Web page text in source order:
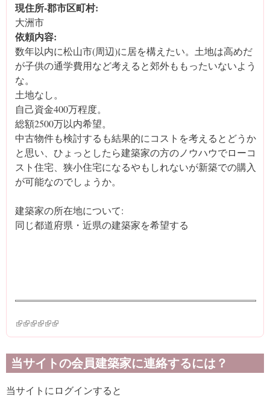
現住所‐郡市区町村:
大洲市
依頼内容:
数年以内に松山市(周辺)に居を構えたい。土地は高めだ
が子供の通学費用など考えると郊外ももったいないよう
な。
土地なし。
自己資金400万程度。
総額2500万以内希望。
中古物件も検討するも結果的にコストを考えるとどうか
と思い、ひょっとしたら建築家の方のノウハウでローコ
スト住宅、狭小住宅になるやもしれないが新築での購入
が可能なのでしょうか。
建築家の所在地について:
同じ都道府県・近県の建築家を希望する
(link is external)
(link is external)
(link is external)
(link is external)
(link is external)
(link is external)
当サイトの会員建築家に連絡するには？
当サイトにログインすると